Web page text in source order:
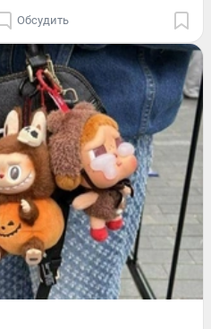
Обсудить